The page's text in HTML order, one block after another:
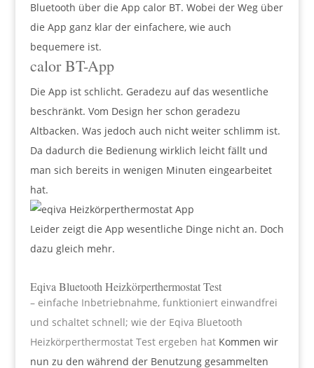
Bluetooth über die App calor BT. Wobei der Weg über
die App ganz klar der einfachere, wie auch
bequemere ist.
calor BT-App
Die App ist schlicht. Geradezu auf das wesentliche
beschränkt. Vom Design her schon geradezu
Altbacken. Was jedoch auch nicht weiter schlimm ist.
Da dadurch die Bedienung wirklich leicht fällt und
man sich bereits in wenigen Minuten eingearbeitet
hat.
Leider zeigt die App wesentliche Dinge nicht an. Doch
dazu gleich mehr.
Eqiva Bluetooth Heizkörperthermostat Test
– einfache Inbetriebnahme, funktioniert einwandfrei
und schaltet schnell; wie der Eqiva Bluetooth
Heizkörperthermostat Test ergeben hatKommen wir
nun zu den während der Benutzung gesammelten